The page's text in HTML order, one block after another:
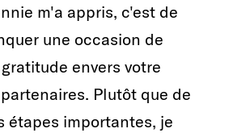
m'a appris, c'est de
une occasion de
envers votre
Plutôt que de
étapes importantes, je